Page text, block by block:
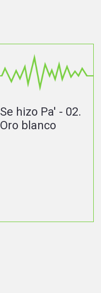
Se hizo Pa' - 02.
Oro blanco